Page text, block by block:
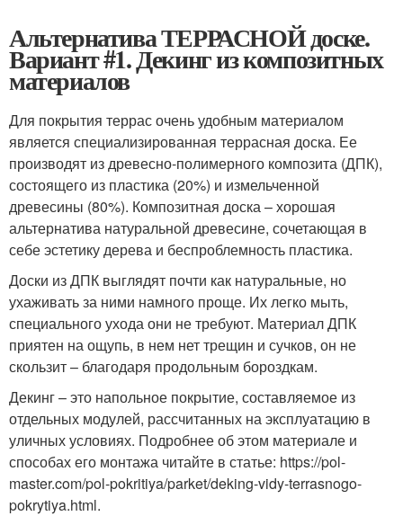
Альтернатива ТЕРРАСНОЙ доске.
Вариант #1. Декинг из композитных
материалов
Для покрытия террас очень удобным материалом
является специализированная террасная доска. Ее
производят из древесно-полимерного композита (ДПК),
состоящего из пластика (20%) и измельченной
древесины (80%). Композитная доска – хорошая
альтернатива натуральной древесине, сочетающая в
себе эстетику дерева и беспроблемность пластика.
Доски из ДПК выглядят почти как натуральные, но
ухаживать за ними намного проще. Их легко мыть,
специального ухода они не требуют. Материал ДПК
приятен на ощупь, в нем нет трещин и сучков, он не
скользит – благодаря продольным бороздкам.
Декинг – это напольное покрытие, составляемое из
отдельных модулей, рассчитанных на эксплуатацию в
уличных условиях. Подробнее об этом материале и
способах его монтажа читайте в статье: https://pol-
master.com/pol-pokritiya/parket/deking-vidy-terrasnogo-
pokrytiya.html.